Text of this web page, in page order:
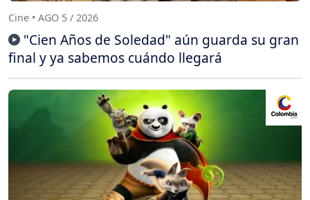
Cine • AGO 5 / 2026
"Cien Años de Soledad" aún guarda su gran
final y ya sabemos cuándo llegará